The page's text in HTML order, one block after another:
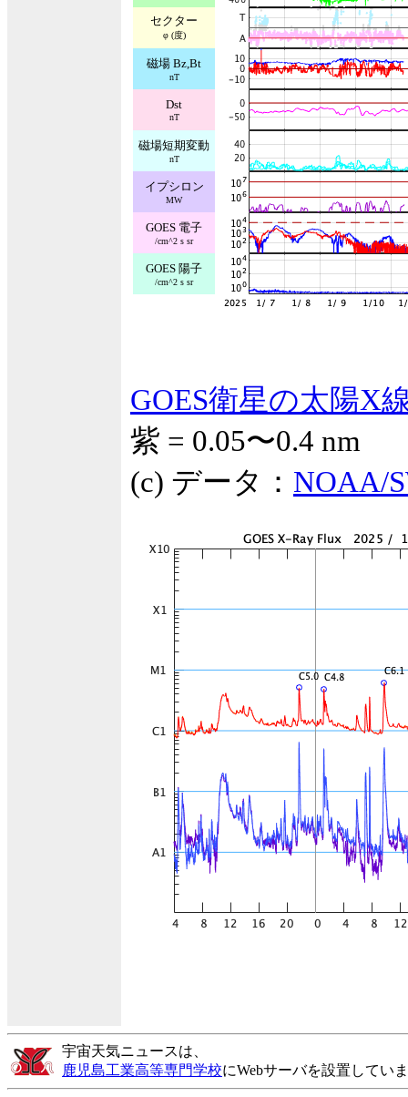
セクター
φ (度)
磁場 Bz,Bt
nT
Dst
nT
磁場短期変動
nT
イプシロン
MW
GOES 電子
/cm^2 s sr
GOES 陽子
/cm^2 s sr
GOES衛星の太陽X
紫 = 0.05〜0.4 nm
(c) データ： NOAA/
宇宙天気ニュースは、
鹿児島工業高等専門学校にWebサーバを設置してい